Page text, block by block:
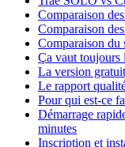
Comparaison
Comparaison
Comparaison du
Ça vaut toujours
La version
Le rapport
Pour qui est-ce
Démarrage
minutes
Inscription et